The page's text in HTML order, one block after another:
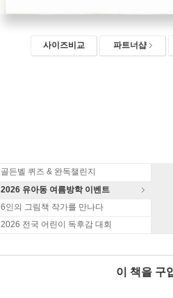
사이즈비교 파트너샵
골든벨 퀴즈 & 완독챌린지
2026 유아동 여름방학 이벤트
6인의 그림책 작가를 만나다
2026 전국 어린이 독후감 대회
이 책을 구